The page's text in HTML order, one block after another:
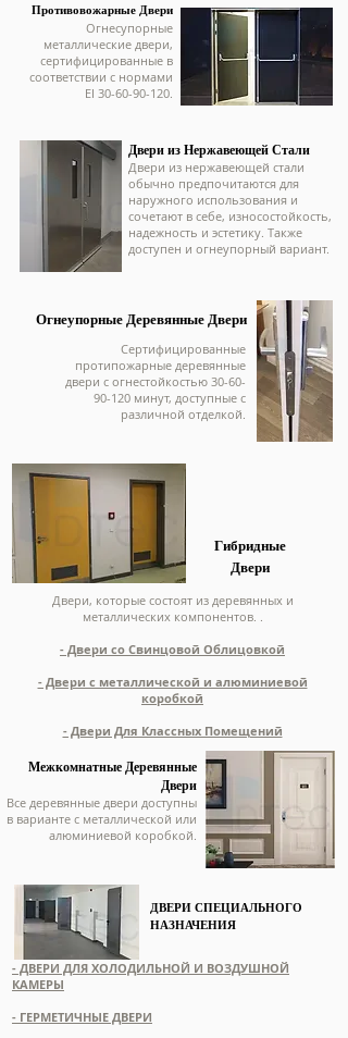
Противовожарные Двери
Огнесупорные
металлические двери,
сертифицированные в
соответствии с нормами
EI 30-60-90-120.
Двери из Нержавеющей Стали
Двери из нержавеющей стали
обычно предпочитаются для
наружного использования и
сочетают в себе, износостойкость,
надежность и эстетику. Также
доступен и огнеупорный вариант.
Огнеупорные Деревянные Двери
Сертифицированные
протипожарные деревянные
двери с огнестойкостью 30-60-
90-120 минут, доступные с
различной отделкой.
Гибридные
Двери
Двери, которые состоят из деревянных и
металлических компонентов. .
- Двери со Свинцовой Облицовкой
- Двери с металлической и алюминиевой
коробкой
- Двери Для Классных Помещений
Межкомнатные Деревянные
Двери
Все деревянные двери доступны
в варианте с металлической или
алюминиевой коробкой.
ДВЕРИ СПЕЦИАЛЬНОГО
НАЗНАЧЕНИЯ
- ДВЕРИ ДЛЯ ХОЛОДИЛЬНОЙ И ВОЗДУШНОЙ
КАМЕРЫ
- ГЕРМЕТИЧНЫЕ ДВЕРИ